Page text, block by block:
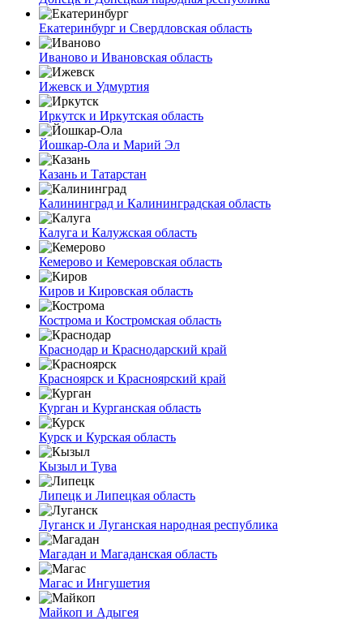
Екатеринбург и Свердловская область
Иваново и Ивановская область
Ижевск и Удмуртия
Иркутск и Иркутская область
Йошкар-Ола и Марий Эл
Казань и Татарстан
Калининград и Калининградская область
Калуга и Калужская область
Кемерово и Кемеровская область
Киров и Кировская область
Кострома и Костромская область
Краснодар и Краснодарский край
Красноярск и Красноярский край
Курган и Курганская область
Курск и Курская область
Кызыл и Тува
Липецк и Липецкая область
Луганск и Луганская народная республика
Магадан и Магаданская область
Магас и Ингушетия
Майкоп и Адыгея